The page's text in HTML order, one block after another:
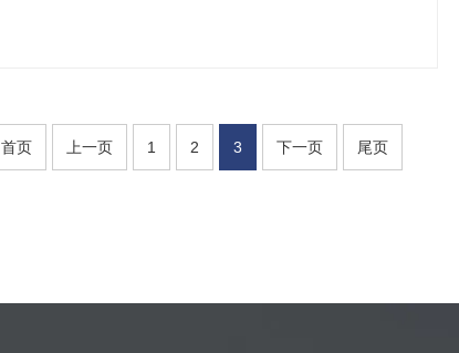
首页 上一页 1 2 3 下一页 尾页